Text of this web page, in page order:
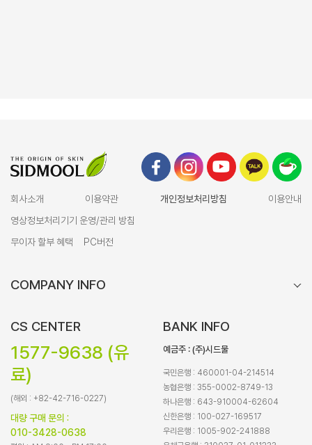
회사소개 이용약관 개인정보처리방침
이용안내
영상정보처리기기 운영/관리 방침
무이자 할부 혜택
PC버전
COMPANY INFO
CS CENTER
1577-9638 (유
료)
(해외 : +82-42-716-0227)
대량 구매 문의 :
010-3428-0638
BANK INFO
예금주 : (주)시드물
국민은행 : 460001-04-214514
농협은행 : 355-0002-8749-13
하나은행 : 643-910004-62604
신한은행 : 100-027-169517
우리은행 : 1005-902-241888